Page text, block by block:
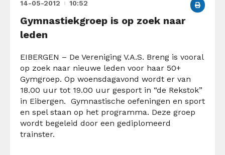
14-05-2012 10:52
Gymnastiekgroep is op zoek naar
leden
EIBERGEN – De Vereniging V.A.S. Breng is vooral
op zoek naar nieuwe leden voor haar 50+
Gymgroep. Op woensdagavond wordt er van
18.00 uur tot 19.00 uur gesport in “de Rekstok”
in Eibergen. Gymnastische oefeningen en sport
en spel staan op het programma. Deze groep
wordt begeleid door een gediplomeerd
trainster.